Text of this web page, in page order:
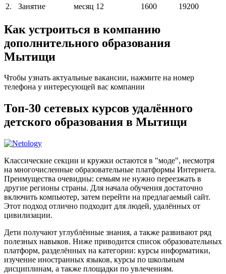
2.
Занятие месяц 12 1600 19200
Как устроиться в компанию
дополнительного образования
Мытищи
Чтобы узнать актуальные вакансии, нажмите на номер
телефона у интересующей вас компании
Топ-30 сетевых курсов удалённого
детского образования в Мытищи
Классические секции и кружки остаются в "моде", несмотря
на многочисленные образовательные платформы Интернета.
Преимущества очевидны: семьям не нужно переезжать в
другие регионы страны. Для начала обучения достаточно
включить компьютер, затем перейти на предлагаемый сайт.
Этот подход отлично подходит для людей, удалённых от
цивилизации.
Дети получают углублённые знания, а также развивают ряд
полезных навыков. Ниже приводится список образовательных
платформ, разделённых на категории: курсы информатики,
изучение иностранных языков, курсы по школьным
дисциплинам, а также площадки по увлечениям.